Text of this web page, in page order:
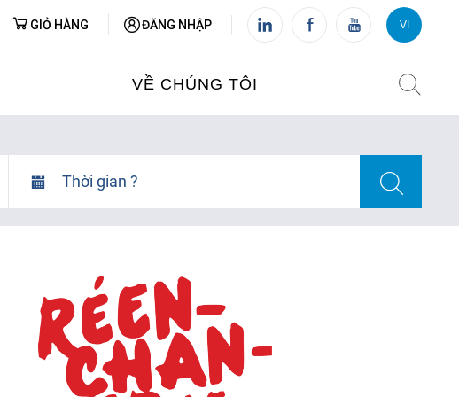
VIỆT NAM
VỀ CHÚNG TÔI
CHI NHÁNH: ĐÀ NẴNG
CHI NHÁNH: TPHCM
GIỎ HÀNG ĐĂNG NHẬP VI
VI FR
Thời gian ?